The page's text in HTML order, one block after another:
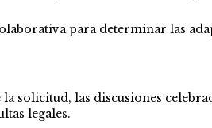
para determinar las
solicitud, las discusiones
legales.